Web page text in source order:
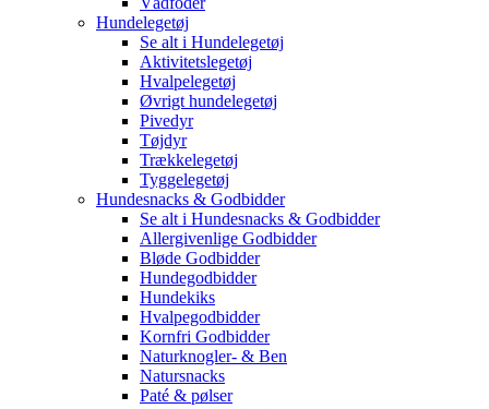
Hundelegetøj
Se alt i Hundelegetøj
Aktivitetslegetøj
Hvalpelegetøj
Øvrigt hundelegetøj
Pivedyr
Tøjdyr
Trækkelegetøj
Tyggelegetøj
Hundesnacks & Godbidder
Se alt i Hundesnacks & Godbidder
Allergivenlige Godbidder
Bløde Godbidder
Hundegodbidder
Hundekiks
Hvalpegodbidder
Kornfri Godbidder
Naturknogler- & Ben
Natursnacks
Paté & pølser